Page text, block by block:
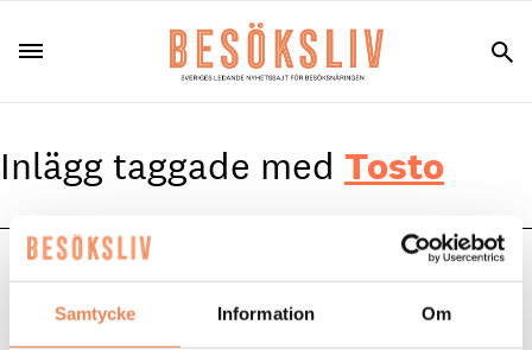
Samtycke Information Om
Inlägg taggade med Tosto
NYHETER | 27 november 2025
Max Duhs öppnar restaurang Tosto